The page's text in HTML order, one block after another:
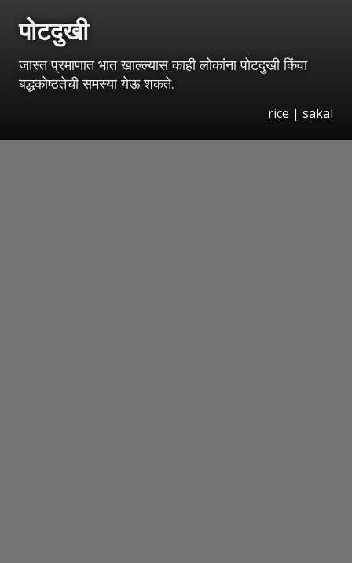
पोटदुखी
जास्त प्रमाणात भात खाल्ल्यास काही लोकांना पोटदुखी किंवा
बद्धकोष्ठतेची समस्या येऊ शकते.
rice | sakal